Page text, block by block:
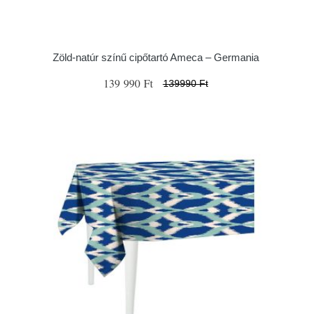
Zöld-natúr színű cipőtartó Ameca – Germania
139 990 Ft 139990 Ft